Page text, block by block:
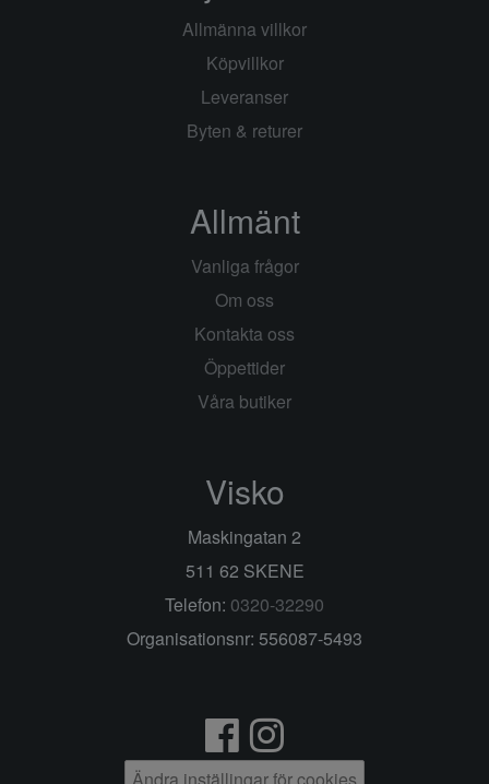
Allmänna villkor
Köpvillkor
Leveranser
Byten & returer
Allmänt
Vanliga frågor
Om oss
Kontakta oss
Öppettider
Våra butiker
Visko
Maskingatan 2
511 62 SKENE
Telefon: 0320-32290
Organisationsnr: 556087-5493